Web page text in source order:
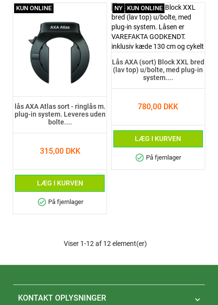
lås AXA Atlas sort - ringlås m.
plug-in system. Leveres uden
bolte....
315,00 DKK
LÆG I KURVEN
check_circle På fjernlager
KUN ONLINE
Lås AXA (sort) Block XXL bred
(lav top) u/bolte, med plug-in
system....
780,00 DKK
LÆG I KURVEN
check_circle På fjernlager
KUN ONLINE
NY
Viser 1-12 af 12 element(er)
KONTAKT OPLYSNINGER 